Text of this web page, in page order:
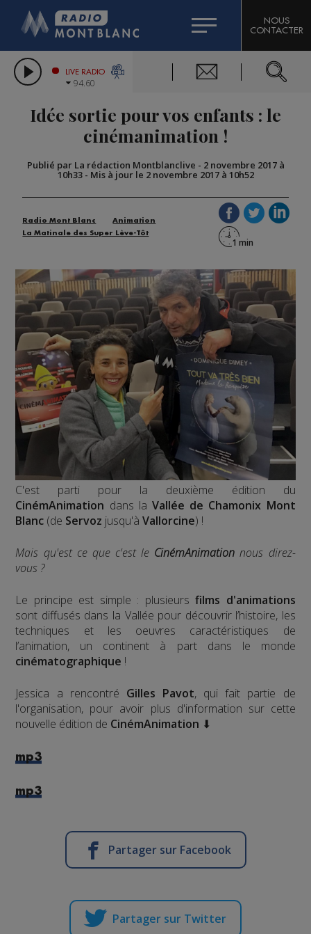
LES CHRONIQUES DE L'EXPERT
CITIZEN MACHINERY
GRAND MASSIF DOMAINES SKIABLES
BIGARD
COMPAGNIE DU MONT-BLANC
NOUS
CONTACTER
LIVE RADIO
94.60
Idée sortie pour vos enfants : le
cinémanimation !
Publié par La rédaction Montblanclive - 2 novembre 2017 à
10h33- Mis à jour le 2 novembre 2017 à 10h52
Radio Mont Blanc
Animation
La Matinale des Super Lève-Tôt
C'est parti pour la deuxième édition du
CinémAnimation dans la Vallée de Chamonix Mont
Blanc (de Servoz jusqu'àVallorcine) !
Mais qu'est ce que c'est le CinémAnimation nous direz-
vous ?
Le principe est simple : plusieursfilms d'animations
sont diffusés dans la Vallée pour découvrir l’histoire, les
techniques et les oeuvres caractéristiques de
l’animation, un continent à part dans le monde
cinématographique !
Jessica a rencontré Gilles Pavot, qui fait partie de
l'organisation, pour avoir plus d'information sur cette
nouvelle édition de CinémAnimation ⬇
mp3
mp3
Partager sur Facebook
Partager sur Twitter